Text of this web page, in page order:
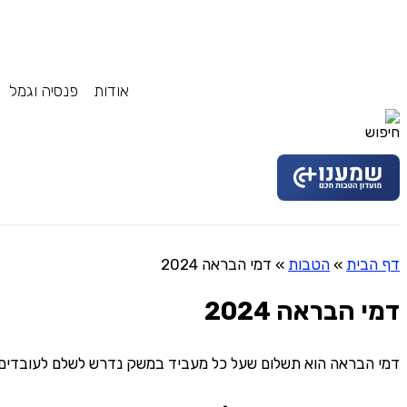
אודות פנסיה וגמל
דף הבית » הטבות » דמי הבראה 2024
דמי הבראה 2024
דמי הבראה הוא תשלום שעל כל מעביד במשק נדרש לשלם